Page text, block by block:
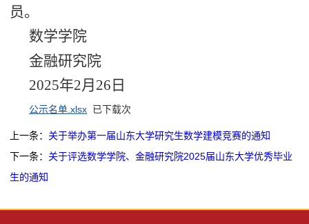
员。
数学学院
金融研究院
2025年2月26日
公示名单.xlsx 已下载次
上一条： 关于举办第一届山东大学研究生数学建模竞赛的通知
下一条： 关于评选数学学院、金融研究院2025届山东大学优秀毕业
生的通知